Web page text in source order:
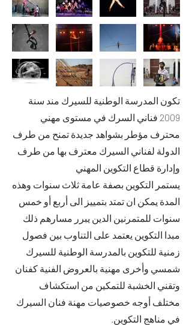
تكون المدرسة الوطنية للسيرك مند سنة
2009 فناني السرك في مستوى مهني
محترف مؤطر بشواهد جديدة تمنح من طرف
الدولة لفناني السيرك معترف بها من طرف
وإدارة قطاع التكوين المهني
يستمر التكوين بصفة عامة ثلاث سنوات وهذه
المدة يمكن ان تمتد بتمييز الى أربع أو خمس
سنوات للمتمرنين الدين يبرر مسارهم ذلك
مبدا التكوين يعتمد على التناوب بين فصول
زمنية للتكوين بالمدرسة الوطنية للسيرك
شمسي وأخرى مهنية بالعروض الفنية كفنان
وتقني الخشبة للتمكين من استكشاف
مختلف أوجه خصوصيات مهنة فنان السيرك
في مناهج التكوين.